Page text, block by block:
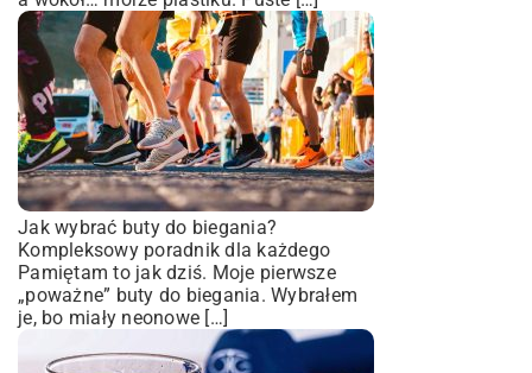
Jak wybrać buty do biegania?
Kompleksowy poradnik dla każdego
Pamiętam to jak dziś. Moje pierwsze
„poważne” buty do biegania. Wybrałem
je, bo miały neonowe […]